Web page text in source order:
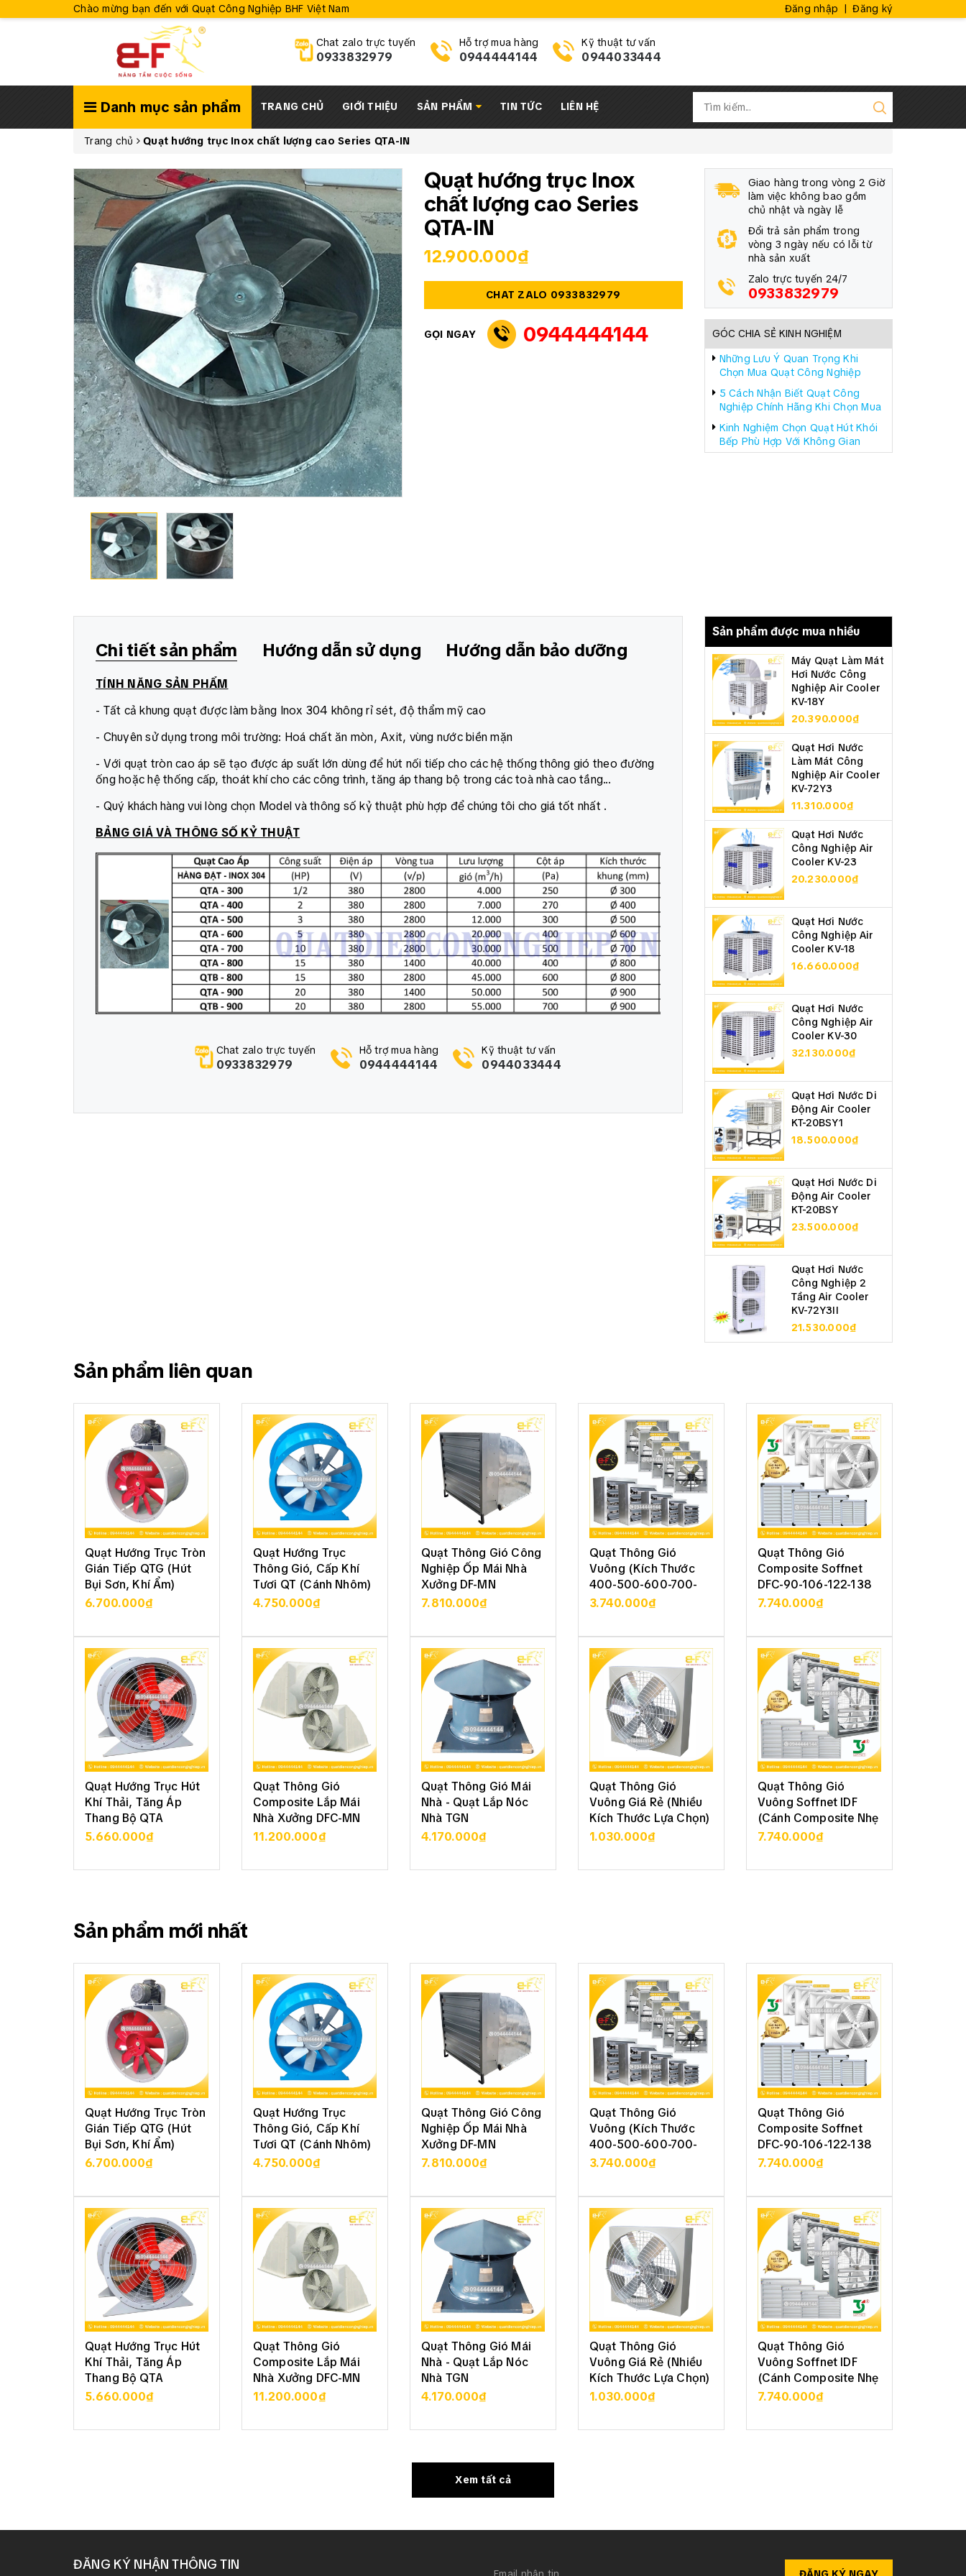
Chào mừng bạn đến với Quạt Công Nghiệp BHF Việt Nam Đăng nhập | Đăng ký
Chat zalo trực tuyến
0933832979
Hỗ trợ mua hàng
0944444144
Kỹ thuật tư vấn
0944033444
Danh mục sản phẩm TRANG CHỦ GIỚI THIỆU SẢN PHẨM TIN TỨC LIÊN HỆ
Trang chủ Quạt hướng trục Inox chất lượng cao Series QTA-IN
Quạt hướng trục Inox
chất lượng cao Series
QTA-IN
12.900.000₫
CHAT ZALO 0933832979
GỌI NGAY 0944444144
Giao hàng trong vòng 2 Giờ
làm việc không bao gồm
chủ nhật và ngày lễ
Đổi trả sản phẩm trong
vòng 3 ngày nếu có lỗi từ
nhà sản xuất
Zalo trực tuyến 24/7
0933832979
GÓC CHIA SẺ KINH NGHIỆM
Những Lưu Ý Quan Trọng Khi
Chọn Mua Quạt Công Nghiệp
5 Cách Nhận Biết Quạt Công
Nghiệp Chính Hãng Khi Chọn Mua
Kinh Nghiệm Chọn Quạt Hút Khói
Bếp Phù Hợp Với Không Gian
Chi tiết sản phẩm Hướng dẫn sử dụng Hướng dẫn bảo dưỡng
TÍNH NĂNG SẢN PHẨM
- Tất cả khung quạt được làm bằng Inox 304 không rỉ sét, độ thẩm mỹ cao
- Chuyên sử dụng trong môi trường: Hoá chất ăn mòn, Axit, vùng nước biền mặn
- Với quạt tròn cao áp sẽ tạo được áp suất lớn dùng để hút nối tiếp cho các hệ thống thông gió theo đường
ống hoặc hệ thống cấp, thoát khí cho các công trình, tăng áp thang bộ trong các toà nhà cao tầng...
- Quý khách hàng vui lòng chọn Model và thông số kỷ thuật phù hợp để chúng tôi cho giá tốt nhất .
BẢNG GIÁ VÀ THÔNG SỐ KỶ THUẬT
Chat zalo trực tuyến
0933832979
Hỗ trợ mua hàng
0944444144
Kỹ thuật tư vấn
0944033444
Sản phẩm được mua nhiều
Máy Quạt Làm Mát
Hơi Nước Công
Nghiệp Air Cooler
KV-18Y
20.390.000₫
Quạt Hơi Nước
Làm Mát Công
Nghiệp Air Cooler
KV-72Y3
11.310.000₫
Quạt Hơi Nước
Công Nghiệp Air
Cooler KV-23
20.230.000₫
Quạt Hơi Nước
Công Nghiệp Air
Cooler KV-18
16.660.000₫
Quạt Hơi Nước
Công Nghiệp Air
Cooler KV-30
32.130.000₫
Quạt Hơi Nước Di
Động Air Cooler
KT-20BSY1
18.500.000₫
Quạt Hơi Nước Di
Động Air Cooler
KT-20BSY
23.500.000₫
Quạt Hơi Nước
Công Nghiệp 2
Tầng Air Cooler
KV-72Y3II
21.530.000₫
Sản phẩm liên quan
Quạt Hướng Trục Tròn
Gián Tiếp QTG (Hút
Bụi Sơn, Khí Ẩm)
6.700.000₫
XEM CHI TIẾT
Quạt Hướng Trục Hút
Khí Thải, Tăng Áp
Thang Bộ QTA
5.660.000₫
XEM CHI TIẾT
Quạt Hướng Trục
Thông Gió, Cấp Khí
Tươi QT (Cánh Nhôm)
4.750.000₫
XEM CHI TIẾT
Quạt Thông Gió
Composite Lắp Mái
Nhà Xưởng DFC-MN
11.200.000₫
XEM CHI TIẾT
Quạt Thông Gió Công
Nghiệp Ốp Mái Nhà
Xưởng DF-MN
7.810.000₫
XEM CHI TIẾT
Quạt Thông Gió Mái
Nhà - Quạt Lắp Nóc
Nhà TGN
4.170.000₫
XEM CHI TIẾT
Quạt Thông Gió
Vuông (Kích Thước
400-500-600-700-
800)
3.740.000₫
XEM CHI TIẾT
Quạt Thông Gió
Vuông Giá Rẻ (Nhiều
Kích Thước Lựa Chọn)
1.030.000₫
XEM CHI TIẾT
Quạt Thông Gió
Composite Soffnet
DFC-90-106-122-138
7.740.000₫
XEM CHI TIẾT
Quạt Thông Gió
Vuông Soffnet IDF
(Cánh Composite Nhẹ
Bền)
7.740.000₫
XEM CHI TIẾT
Sản phẩm mới nhất
Quạt Hướng Trục Tròn
Gián Tiếp QTG (Hút
Bụi Sơn, Khí Ẩm)
6.700.000₫
XEM CHI TIẾT
Quạt Hướng Trục Hút
Khí Thải, Tăng Áp
Thang Bộ QTA
5.660.000₫
XEM CHI TIẾT
Quạt Hướng Trục
Thông Gió, Cấp Khí
Tươi QT (Cánh Nhôm)
4.750.000₫
XEM CHI TIẾT
Quạt Thông Gió
Composite Lắp Mái
Nhà Xưởng DFC-MN
11.200.000₫
XEM CHI TIẾT
Quạt Thông Gió Công
Nghiệp Ốp Mái Nhà
Xưởng DF-MN
7.810.000₫
XEM CHI TIẾT
Quạt Thông Gió Mái
Nhà - Quạt Lắp Nóc
Nhà TGN
4.170.000₫
XEM CHI TIẾT
Quạt Thông Gió
Vuông (Kích Thước
400-500-600-700-
800)
3.740.000₫
XEM CHI TIẾT
Quạt Thông Gió
Vuông Giá Rẻ (Nhiều
Kích Thước Lựa Chọn)
1.030.000₫
XEM CHI TIẾT
Quạt Thông Gió
Composite Soffnet
DFC-90-106-122-138
7.740.000₫
XEM CHI TIẾT
Quạt Thông Gió
Vuông Soffnet IDF
(Cánh Composite Nhẹ
Bền)
7.740.000₫
XEM CHI TIẾT
Xem tất cả
ĐĂNG KÝ NHẬN THÔNG TIN